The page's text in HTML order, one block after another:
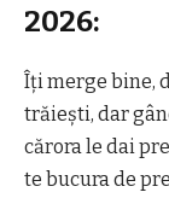
2026:
Îți merge bine,
trăiești, dar
cărora le dai
te bucura de